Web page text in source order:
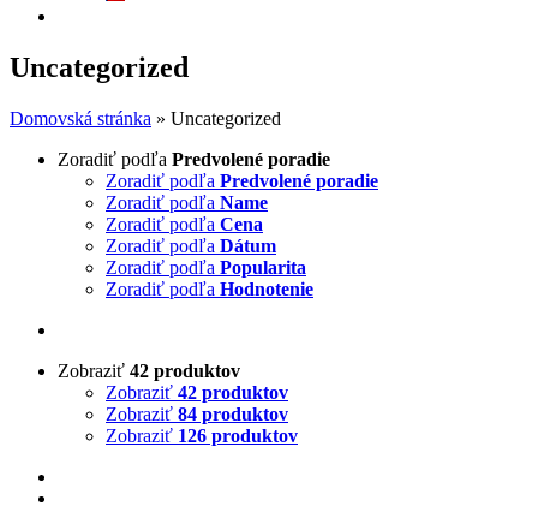
Uncategorized
Domovská stránka » Uncategorized
Zoradiť podľa Predvolené poradie
Zoradiť podľa Predvolené poradie
Zoradiť podľa Name
Zoradiť podľa Cena
Zoradiť podľa Dátum
Zoradiť podľa Popularita
Zoradiť podľa Hodnotenie
Zobraziť 42 produktov
Zobraziť 42 produktov
Zobraziť 84 produktov
Zobraziť 126 produktov